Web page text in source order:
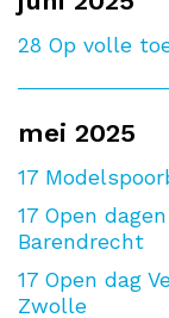
28 Op volle
mei 2025
17
17 Open
Barendrecht
17 Open dag
Zwolle